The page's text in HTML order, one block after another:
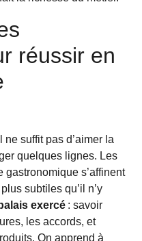
réussir en
suffit pas d’aimer la
quelques lignes. Les
gastronomique s’affinent
subtiles qu’il n’y
exercé : savoir
les accords, et
On apprend à